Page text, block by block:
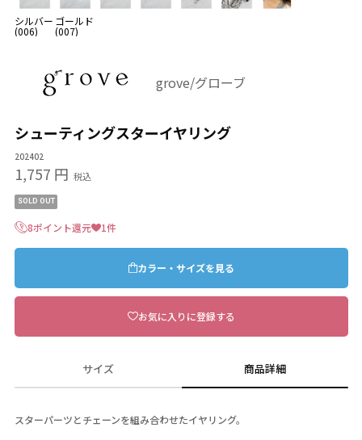
シルバー
(006)
ゴールド
(007)
grove/グローブ
シューティングスターイヤリング
202402
1,757 円 税込
SOLD OUT
8ポイント還元 1件
カラー・サイズを見る
お気に入りに登録する
サイズ 商品詳細
スターパーツとチェーンを組み合わせたイヤリング。